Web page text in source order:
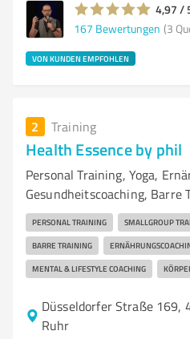
4,97 /
167 Bewertungen (3
VON KUNDEN EMPFOHLEN
2 Training
Health Essence by phil
Personal Training, Yoga,
Gesundheitscoaching, Barre
PERSONAL TRAINING SMALLGROUP
BARRE TRAINING
MENTAL & LIFESTYLE COACHING
Düsseldorfer Straße 169,
Ruhr